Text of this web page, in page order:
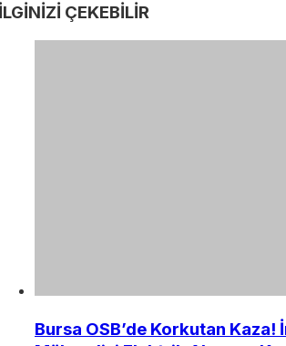
ÇEKEBİLİR
Bursa OSB’de Korkutan Kaza!